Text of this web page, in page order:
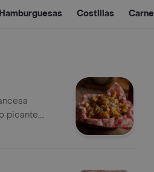
Hamburguesas Costillas
picante,
picada